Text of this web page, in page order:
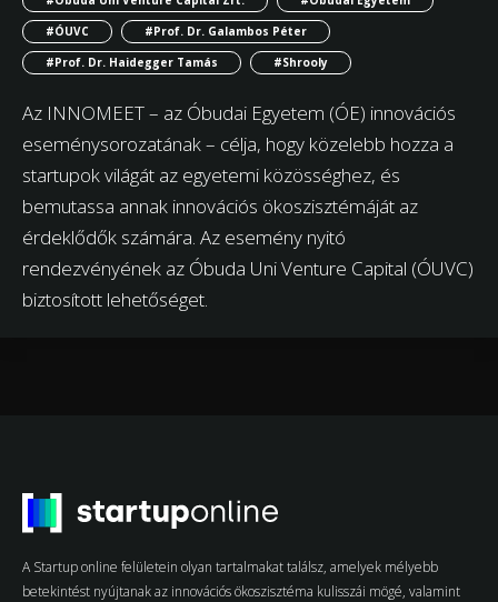
#ÓUVC
#Prof. Dr. Galambos Péter
#Prof. Dr. Haidegger Tamás
#Shrooly
Az INNOMEET – az Óbudai Egyetem (ÓE) innovációs
eseménysorozatának – célja, hogy közelebb hozza a
startupok világát az egyetemi közösséghez, és
bemutassa annak innovációs ökoszisztémáját az
érdeklődők számára. Az esemény nyitó
rendezvényének az Óbuda Uni Venture Capital (ÓUVC)
biztosított lehetőséget.
A Startup online felületein olyan tartalmakat találsz, amelyek mélyebb
betekintést nyújtanak az innovációs ökoszisztéma kulisszái mögé, valamint